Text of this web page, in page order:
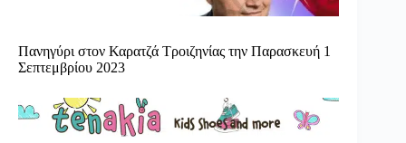
Πανηγύρι στον Καρατζά Τροιζηνίας την Παρασκευή 1
Σεπτεμβρίου 2023